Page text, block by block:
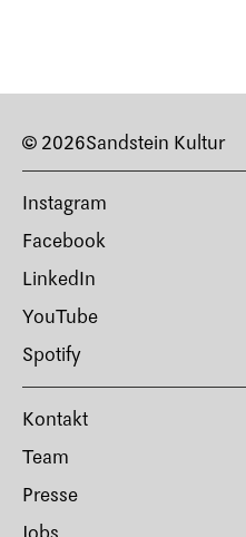
© 2026Sandstein Kultur
Instagram
Facebook
LinkedIn
YouTube
Spotify
Kontakt
Team
Presse